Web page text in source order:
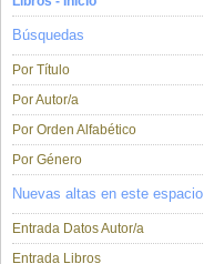
Búsquedas
Por Título
Por Autor/a
Por Orden Alfabético
Por Género
Nuevas altas en este espacio
Entrada Datos Autor/a
Entrada Libros